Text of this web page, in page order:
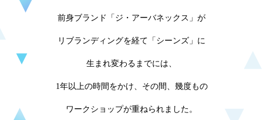
前身ブランド「ジ・アーバネックス」が
リブランディングを経て「シーンズ」に
生まれ変わるまでには、
1年以上の時間をかけ、その間、幾度もの
ワークショップが重ねられました。